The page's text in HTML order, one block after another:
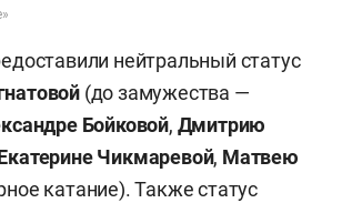
нейтральный статус
(до замужества —
Бойковой, Дмитрию
Чикмаревой, Матвею
катание). Также статус